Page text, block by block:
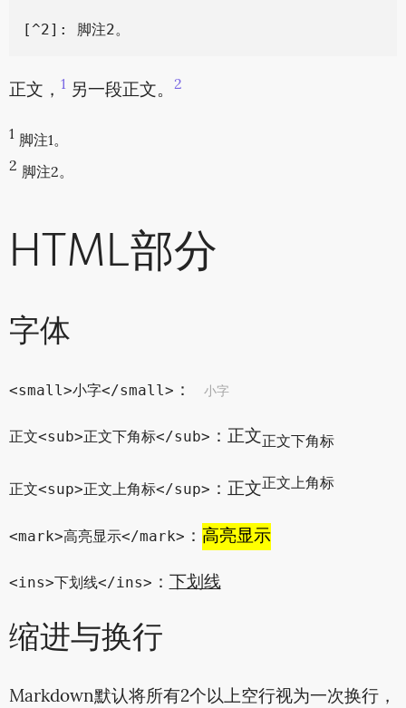
正文， 1另一段正文。 2
1 脚注1。
2 脚注2。
HTML部分
字体
<small>小字</small> ： 小字
正文<sub>正文下角标</sub> ：正文正文下角标
正文<sup>正文上角标</sup> ：正文正文上角标
<mark>高亮显示</mark> ： 高亮显示
<ins>下划线</ins> ：下划线
缩进与换行
Markdown默认将所有2个以上空行视为一次换行，